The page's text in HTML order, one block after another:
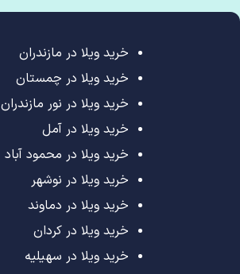
خرید ویلا در مازندران
خرید ویلا در چمستان
خرید ویلا در نور مازندران
خرید ویلا در آمل
خرید ویلا در محمود آباد
خرید ویلا در نوشهر
خرید ویلا در دماوند
خرید ویلا در کردان
خرید ویلا در سهیلیه